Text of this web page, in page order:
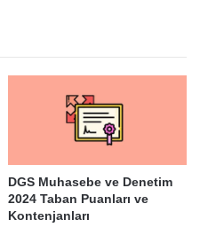
DGS Muhasebe ve Denetim
2024 Taban Puanları ve
Kontenjanları